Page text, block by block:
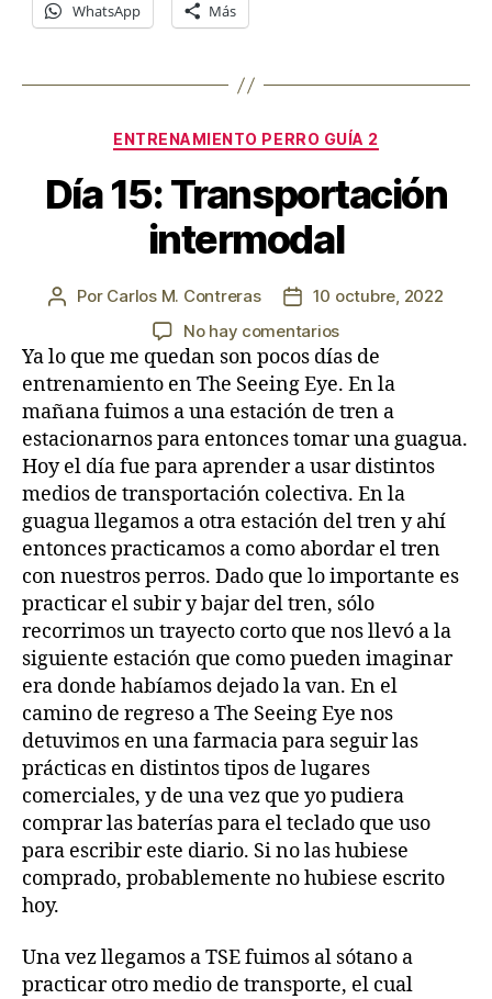
WhatsApp Más
Categorías
ENTRENAMIENTO PERRO GUÍA 2
Día 15: Transportación
intermodal
Autor
entrada
Por Carlos M. Contreras
Fecha
entrada
10 octubre, 2022
No hay comentariosen
Día
15:
Transportación
Ya lo que me quedan son pocos días de
entrenamiento en The Seeing Eye. En la
mañana fuimos a una estación de tren a
estacionarnos para entonces tomar una guagua.
Hoy el día fue para aprender a usar distintos
medios de transportación colectiva. En la
guagua llegamos a otra estación del tren y ahí
entonces practicamos a como abordar el tren
con nuestros perros. Dado que lo importante es
practicar el subir y bajar del tren, sólo
recorrimos un trayecto corto que nos llevó a la
siguiente estación que como pueden imaginar
era donde habíamos dejado la van. En el
camino de regreso a The Seeing Eye nos
detuvimos en una farmacia para seguir las
prácticas en distintos tipos de lugares
comerciales, y de una vez que yo pudiera
comprar las baterías para el teclado que uso
para escribir este diario. Si no las hubiese
comprado, probablemente no hubiese escrito
hoy.
Una vez llegamos a TSE fuimos al sótano a
practicar otro medio de transporte, el cual